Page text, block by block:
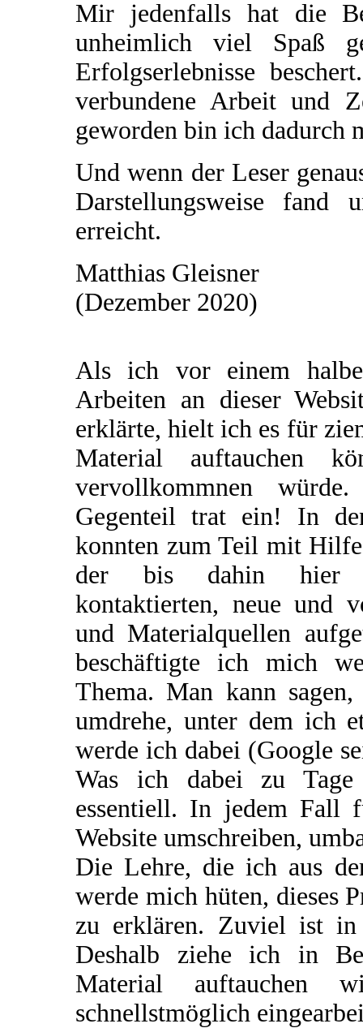
Mir jedenfalls hat die
unheimlich viel Spaß
Erfolgserlebnisse
verbundene Arbeit und
geworden bin ich dadurch
Und wenn der Leser
Darstellungsweise
erreicht.
Matthias Gleisner
(Dezember 2020)
Als ich vor einem
Arbeiten an dieser
erklärte, hielt ich es für
Material auftauchen
vervollkommnen
Gegenteil trat ein! In
konnten zum Teil mit
der bis dahin hier
kontaktierten, neue und
und Materialquellen
beschäftigte ich mich
Thema. Man kann
umdrehe, unter dem ich
werde ich dabei (Google
Was ich dabei zu
essentiell. In jedem Fall
Website umschreiben,
Die Lehre, die ich aus
werde mich hüten, dieses
zu erklären. Zuviel ist in
Deshalb ziehe ich in
Material auftauchen
schnellstmöglich